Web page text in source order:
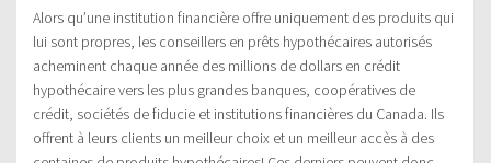
Alors qu’une institution financière offre uniquement des produits qui
lui sont propres, les conseillers en prêts hypothécaires autorisés
acheminent chaque année des millions de dollars en crédit
hypothécaire vers les plus grandes banques, coopératives de
crédit, sociétés de fiducie et institutions financières du Canada. Ils
offrent à leurs clients un meilleur choix et un meilleur accès à des